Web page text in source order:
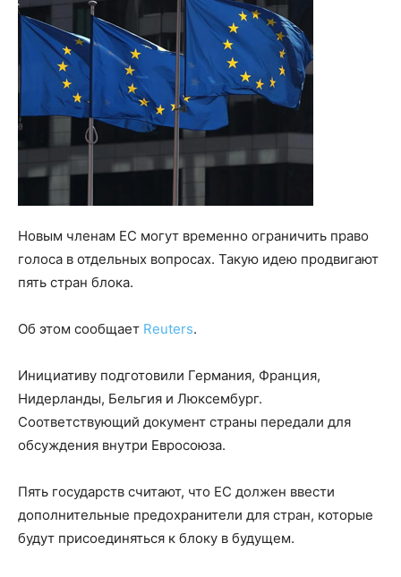
Новым членам ЕС могут временно ограничить право
голоса в отдельных вопросах. Такую идею продвигают
пять стран блока.
Об этом сообщает Reuters.
Инициативу подготовили Германия, Франция,
Нидерланды, Бельгия и Люксембург.
Соответствующий документ страны передали для
обсуждения внутри Евросоюза.
Пять государств считают, что ЕС должен ввести
дополнительные предохранители для стран, которые
будут присоединяться к блоку в будущем.